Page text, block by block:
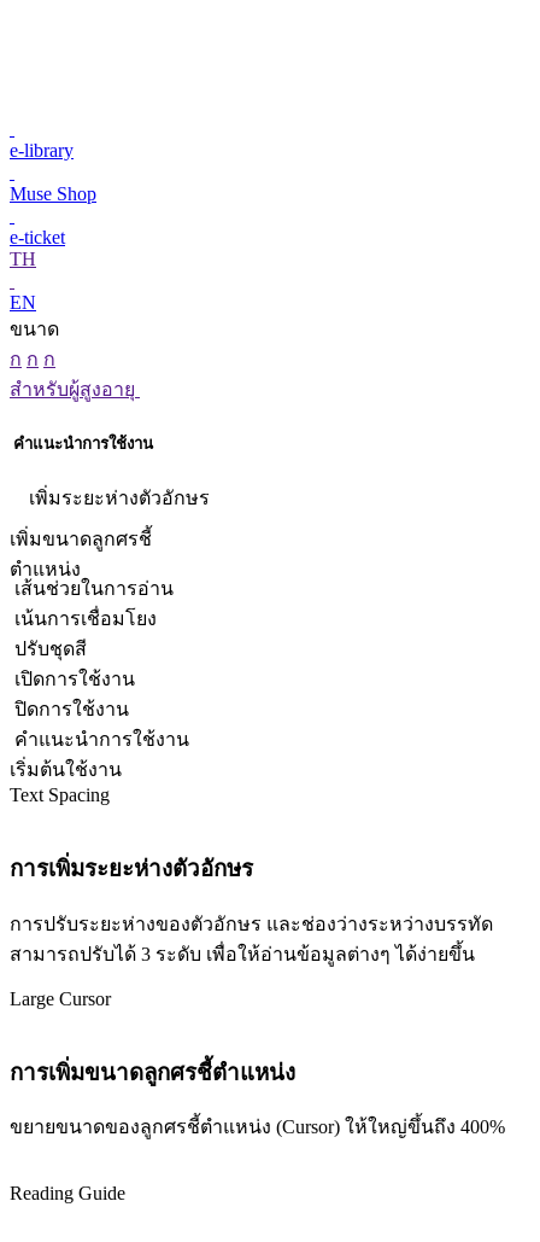
e-library
Muse Shop
e-ticket
TH
EN
ขนาด
ก ก ก
สำหรับผู้สูงอายุ
คำแนะนำการใช้งาน
เพิ่มระยะห่างตัวอักษร
เพิ่มขนาดลูกศรชี้
ตำแหน่ง
เส้นช่วยในการอ่าน
เน้นการเชื่อมโยง
ปรับชุดสี
เปิดการใช้งาน
ปิดการใช้งาน
คำแนะนำการใช้งาน
เริ่มต้นใช้งาน
Text Spacing
การเพิ่มระยะห่างตัวอักษร
การปรับระยะห่างของตัวอักษร และช่องว่างระหว่างบรรทัด
สามารถปรับได้ 3 ระดับ เพื่อให้อ่านข้อมูลต่างๆ ได้ง่ายขึ้น
Large Cursor
การเพิ่มขนาดลูกศรชี้ตำแหน่ง
ขยายขนาดของลูกศรชี้ตำแหน่ง (Cursor) ให้ใหญ่ขึ้นถึง 400%
Reading Guide